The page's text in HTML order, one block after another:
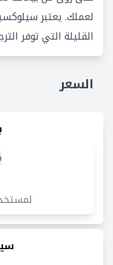
لعملك. يعتبر
القليلة التي توفر
السعر